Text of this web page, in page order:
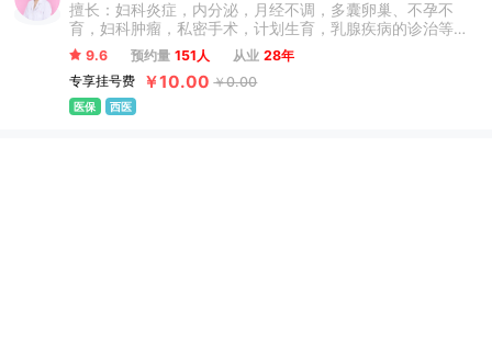
擅长：妇科炎症，内分泌，月经不调，多囊卵巢、不孕不
育，妇科肿瘤，私密手术，计划生育，乳腺疾病的诊治等妇
科疑难杂症。
9.6 预约量 151人 从业 28年
专享挂号费
￥10.00 ￥0.00
医保 西医